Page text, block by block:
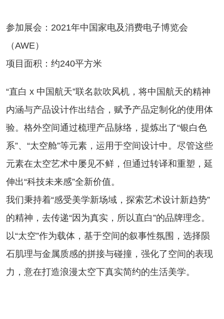
参加展会：2021年中国家电及消费电子博览会
（AWE）
项目面积：约240平方米
“直白 x 中国航天”联名款吹风机，将中国航天的精神
内涵与产品设计作出结合，赋予产品定制化的使用体
验。格外空间通过梳理产品脉络，提炼出了“银白色
系”、“太空舱”等元素，运用于空间设计中。尽管这些
元素在太空艺术中屡见不鲜，但通过转译和重塑，延
伸出“科技未来感”全新价值。
我们秉持着“感受美学新场域，探索艺术设计新趋势”
的精神，去传递“因为真实，所以直白”的品牌理念。
以“太空”作为载体，基于空间的叙事性氛围，选择陨
石肌理与金属质感的拼接与碰撞，强化了空间的表现
力，意在打造浪漫太空下真实简约的生活美学。